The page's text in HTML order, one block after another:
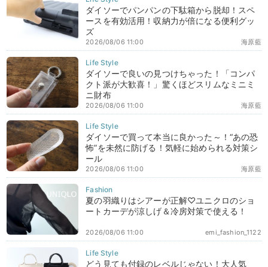
ダイソーでパンパンの下駄箱から脱却！スペ
ースを有効活用！収納力が倍になる便利グッ
ズ
海原藍
2026/08/06 11:00
ダイソーで良いの見つけちゃった！「コンパ
クト派が大歓喜！」驚くほどスリムなミニミ
ニ財布
海原藍
2026/08/06 11:00
ダイソーで買って本当に良かった～！“あの恐
怖”を未然に防げる！気軽に始められる対策シ
ール
海原藍
2026/08/06 11:00
夏の羽織りはシアーが正解♡ユニクロのショ
ートカーデが涼しげ＆冷房対策で使える！
emi_fashion_1122
2026/08/06 11:00
どう見ても付録のレベルじゃない！大人気